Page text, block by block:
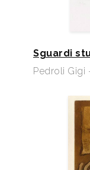
Sguardi
Pedroli Gigi